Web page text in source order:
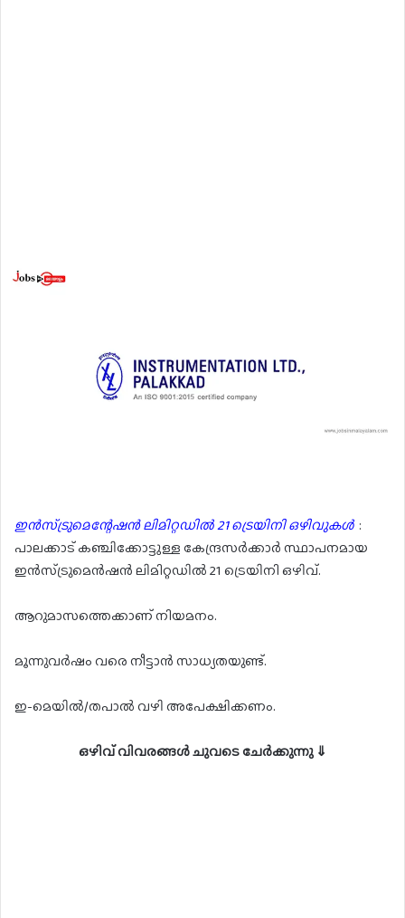
ഇൻസ്ട്രുമെന്റേഷൻ ലിമിറ്റഡിൽ 21 ട്രെയിനി ഒഴിവുകൾ :
പാലക്കാട് കഞ്ചിക്കോട്ടുള്ള കേന്ദ്രസർക്കാർ സ്ഥാപനമായ
ഇൻസ്ട്രുമെൻഷൻ ലിമിറ്റഡിൽ 21 ട്രെയിനി ഒഴിവ്.
ആറുമാസത്തെക്കാണ് നിയമനം.
മൂന്നുവർഷം വരെ നീട്ടാൻ സാധ്യതയുണ്ട്.
ഇ-മെയിൽ/തപാൽ വഴി അപേക്ഷിക്കണം.
ഒഴിവ് വിവരങ്ങൾ ചുവടെ ചേർക്കുന്നു ⇓